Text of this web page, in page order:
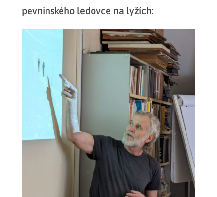
pevninského ledovce na lyžích: